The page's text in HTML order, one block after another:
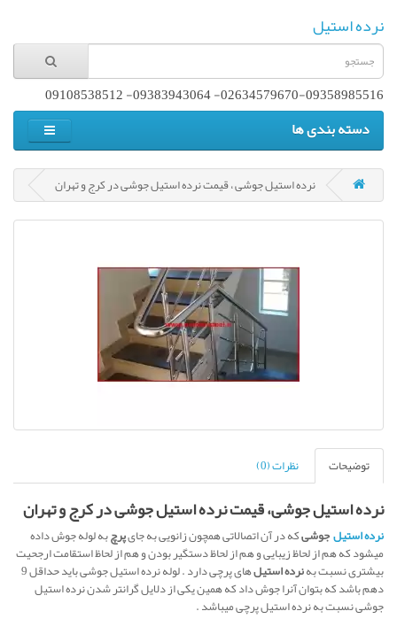
نرده استیل
02634579670-09358985516- 09383943064- 09108538512
دسته بندی ها
نرده استیل جوشی ، قیمت نرده استیل جوشی در کرج و تهران
توضیحات نظرات (0)
نرده استیل جوشی، قیمت نرده استیل جوشی در کرج و تهران
نرده استیلجوشیکه در آن اتصالاتی همچون زانویی به جایپرچبه لوله جوش داده
میشود که هم از لحاظ زیبایی و هم از لحاظ دستگیر بودن و هم از لحاظ استقامت ارجحیت
بیشتری نسبت بهنرده استیل های پرچی دارد . لوله نرده استیل جوشی باید حداقل 9
دهم باشد که بتوان آنرا جوش داد که همین یکی از دلایل گرانتر شدن نرده استیل
جوشی نسبت به نرده استیل پرچی میباشد .